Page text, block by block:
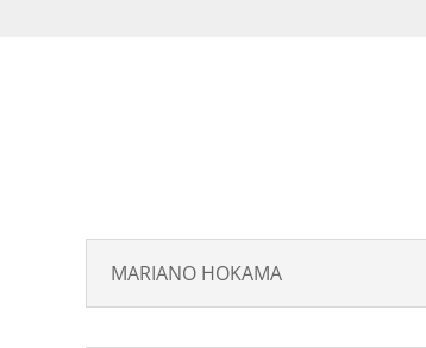
MARIANO HOKAMA